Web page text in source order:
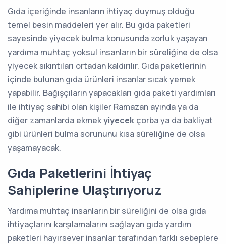
Gıda içeriğinde insanların ihtiyaç duymuş olduğu
temel besin maddeleri yer alır. Bu gıda paketleri
sayesinde yiyecek bulma konusunda zorluk yaşayan
yardıma muhtaç yoksul insanların bir süreliğine de olsa
yiyecek sıkıntıları ortadan kaldırılır. Gıda paketlerinin
içinde bulunan gıda ürünleri insanlar sıcak yemek
yapabilir. Bağışçıların yapacakları gıda paketi yardımları
ile ihtiyaç sahibi olan kişiler Ramazan ayında ya da
diğer zamanlarda ekmekyiyecek çorba ya da bakliyat
gibi ürünleri bulma sorununu kısa süreliğine de olsa
yaşamayacak.
Gıda Paketlerini İhtiyaç
Sahiplerine Ulaştırıyoruz
Yardıma muhtaç insanların bir süreliğini de olsa gıda
ihtiyaçlarını karşılamalarını sağlayan gıda yardım
paketleri hayırsever insanlar tarafından farklı sebeplere